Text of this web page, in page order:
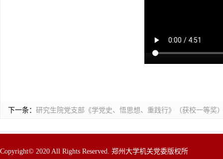
下一条： 研究生院党支部《学党史、悟思想、重践行》（获校一等奖
Copyright© 2020 All Rights Reserved. 郑州大学机关党委版权所